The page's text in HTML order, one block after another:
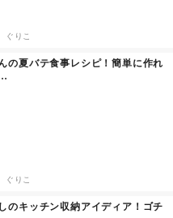
ぐりこ
の夏バテ食事レシピ！簡単に作れ
ぐりこ
のキッチン収納アイディア！ゴチ